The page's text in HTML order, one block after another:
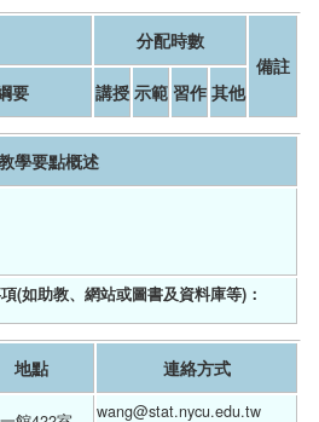
分配時數
備註
要 講授 示範 習作 其他
學要點概述
(如助教、網站或圖書及資料庫等)：
地點 連絡方式
wang@stat.nycu.edu.tw